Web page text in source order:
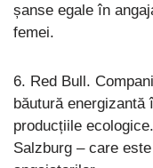
șanse egale în
femei.
6. Red Bull.
băutură
producțiile
Salzburg – care